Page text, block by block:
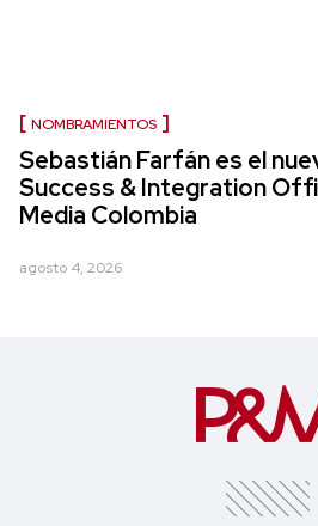
NOMBRAMIENTOS
Sebastián Farfán es el
Success & Integration
Media Colombia
agosto 4, 2026